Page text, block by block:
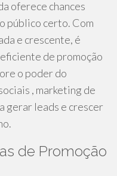
oferece chances
público certo. Com
e crescente, é
de promoção
o poder do
, marketing de
gerar leads e crescer
de Promoção